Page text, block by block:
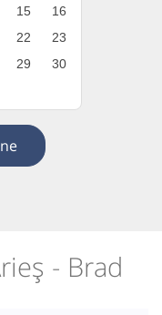
15
16
22
23
29
30
- Brad